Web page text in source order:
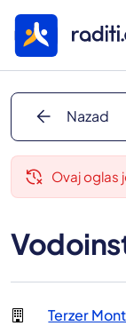
arrow_back Nazad
delete_history Ovaj oglas
Terzer